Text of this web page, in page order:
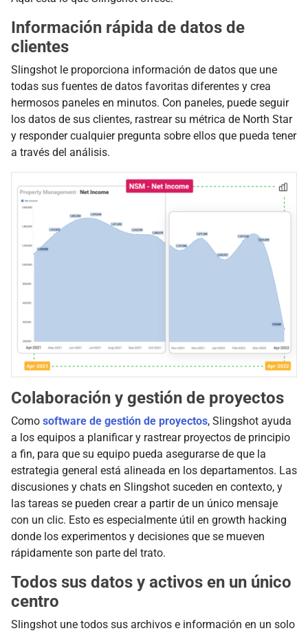
Información rápida de datos de
clientes
Slingshot le proporciona información de datos que une
todas sus fuentes de datos favoritas diferentes y crea
hermosos paneles en minutos. Con paneles, puede seguir
los datos de sus clientes, rastrear su métrica de North Star
y responder cualquier pregunta sobre ellos que pueda tener
a través del análisis.
Colaboración y gestión de proyectos
Como software de gestión de proyectos, Slingshot ayuda
a los equipos a planificar y rastrear proyectos de principio
a fin, para que su equipo pueda asegurarse de que la
estrategia general está alineada en los departamentos. Las
discusiones y chats en Slingshot suceden en contexto, y
las tareas se pueden crear a partir de un único mensaje
con un clic. Esto es especialmente útil en growth hacking
donde los experimentos y decisiones que se mueven
rápidamente son parte del trato.
Todos sus datos y activos en un único
centro
Slingshot une todos sus archivos e información en un solo